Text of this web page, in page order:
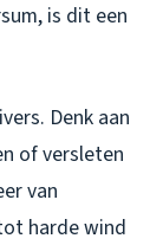
is dit een
Denk aan
of versleten
van
harde wind